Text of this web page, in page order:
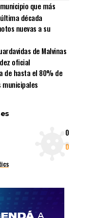
que más
década
nuevas a su
de Malvinas
oficial
de hasta el 80% de
municipales
0
0